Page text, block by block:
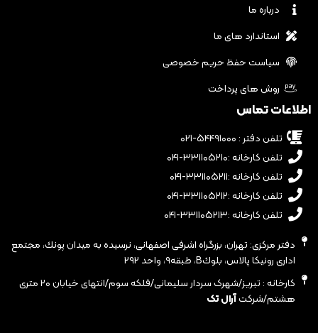
درباره ما
استاندارد های ما
سیاست حفظ حریم خصوصی
روش های پرداخت
اطلاعات تماس
تلفن دفتر : ۵۴۴۹۱۰۰۰-۰۲۱
تلفن کارخانه :۳۳۱۱۰۵۲۱۰-۰۴۱
تلفن کارخانه :۳۳۱۱۰۵۲۱۱-۰۴۱
تلفن کارخانه :۳۳۱۱۰۵۲۱۲-۰۴۱
تلفن کارخانه :۳۳۱۱۰۵۲۱۳-۰۴۱
دفتر مرکزی: تهران، بزرگراه اشرفى اصفهانى، نرسيده به ميدان پونك، مجتمع
ادارى رونيكا پالاس، بلوكB، طبقه٩، واحد ٢٩٢
کارخانه : تبریز/شهرک سردار سلیمانی/فلکه سوم/انتهای خیابان ۲۰ متری
هشتم/شرکتآرال تک